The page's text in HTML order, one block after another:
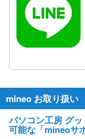
mineo お取り扱い
パソコン工房 グ
可能な「mineoサ